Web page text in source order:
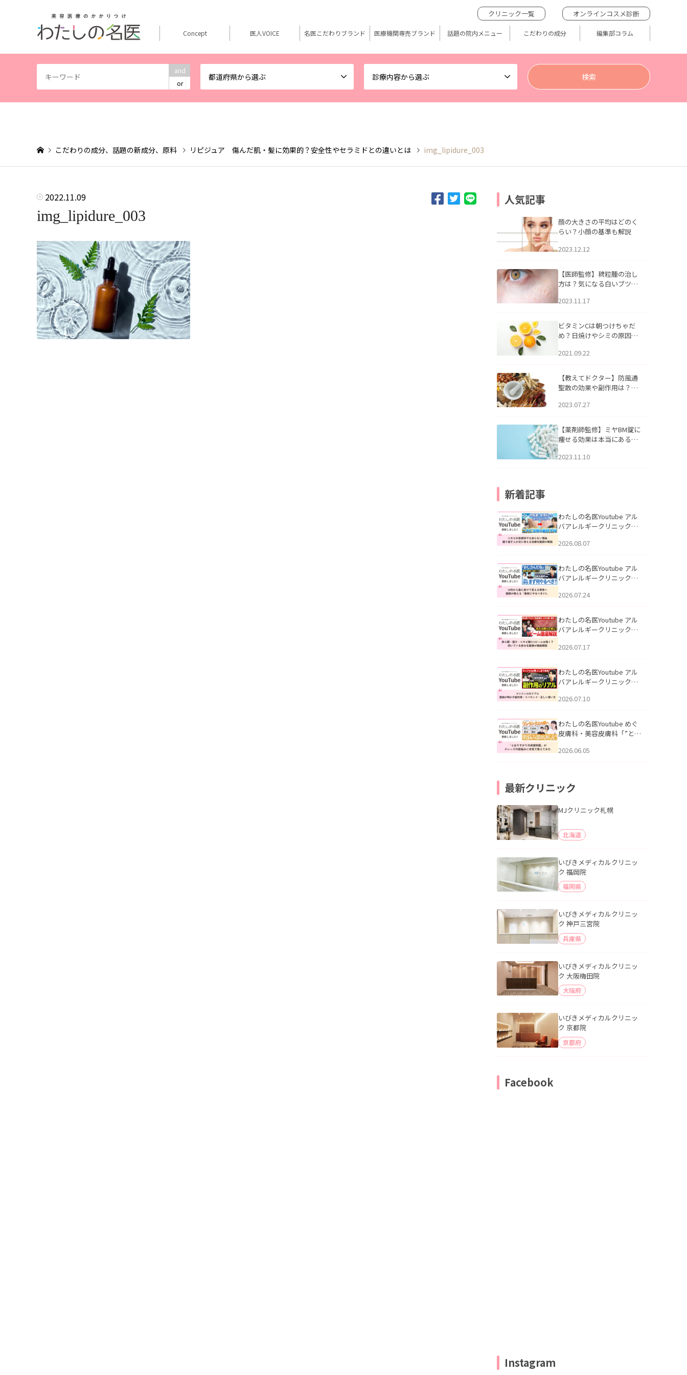
and
or
都道府県から選ぶ 診療内容から選ぶ
クリニック一覧 オンラインコスメ診断
Concept 医人VOICE 名医こだわりブランド 医療機関専売ブランド 話題の院内メニュー こだわりの成分 編集部コラム
こだわりの成分、話題の新成分、原料 リピジュア 傷んだ肌・髪に効果的？安全性やセラミドとの違いとは img_lipidure_003
2022.11.09
img_lipidure_003
人気記事
顔の大きさの平均はどのく
らい？小顔の基準も解説
2023.12.12
【医師監修】稗粒腫の治し
方は？気になる白いブツブ
アについて
2023.11.17
ビタミンCは朝つけちゃだ
め？日焼けやシミの原因に
2021.09.22
【教えてドクター】防風通
聖散の効果や副作用は？長
2023.07.27
【薬剤師監修】ミヤBM錠に
痩せる効果は本当にある
2023.11.10
新着記事
わたしの名医Youtube アル
バアレルギークリニック札
らない理由｜繰り返す人が
説」を公開いたしました。
2026.08.07
わたしの名医Youtube アル
バアレルギークリニック札
える男性へ｜医師が教える
公開いたしました。
2026.07.24
わたしの名医Youtube アル
バアレルギークリニック札
跡にVビームは効く？向いて
説」を公開いたしました。
2026.07.17
わたしの名医Youtube アル
バアレルギークリニック札
医師が明かす副作用・リバ
公開いたしました。
2026.07.10
わたしの名医Youtube めぐ
皮膚科・美容皮膚科「”とお
ッズの肌悩みに本気で答え
2026.06.05
最新クリニック
MJクリニック札幌
北海道
いびきメディカルクリニッ
ク 福岡院
福岡県
いびきメディカルクリニッ
ク 神戸三宮院
兵庫県
いびきメディカルクリニッ
ク 大阪梅田院
大阪府
いびきメディカルクリニッ
ク 京都院
京都府
Facebook
Instagram